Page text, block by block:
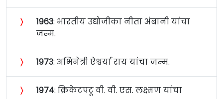
〉 १९६३: भारतीय उद्योजीका नीता अंबानी यांचा
जन्म.
〉 १९७३: अभिनेत्री ऐश्वर्या राय यांचा जन्म.
〉 १९७४: क्रिकेटपटू वी. वी. एस. लक्ष्मण यांचा